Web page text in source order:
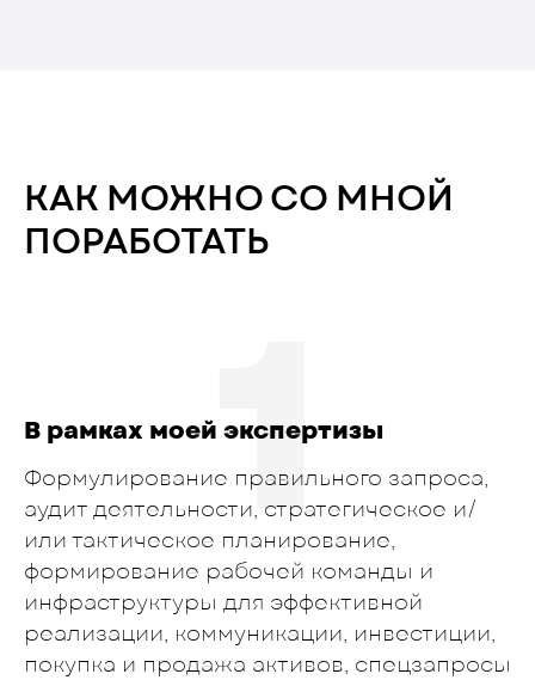
КАК МОЖНО СО МНОЙ
ПОРАБОТАТЬ
В рамках моей экспертизы
Формулирование правильного запроса,
аудит деятельности, стратегическое и/
или тактическое планирование,
формирование рабочей команды и
инфраструктуры для эффективной
реализации, коммуникации, инвестиции,
покупка и продажа активов, спецзапросы
1